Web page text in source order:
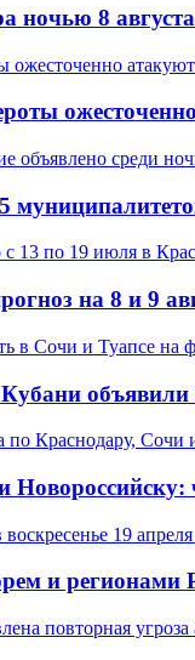
ночью 8
на 8 и 9
и